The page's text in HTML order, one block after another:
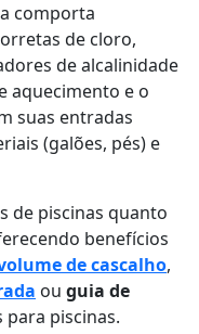
comporta
de cloro,
de alcalinidade
aquecimento e o
suas entradas
(galões, pés) e
de piscinas quanto
benefícios
de cascalho,
ou guia de
piscinas.